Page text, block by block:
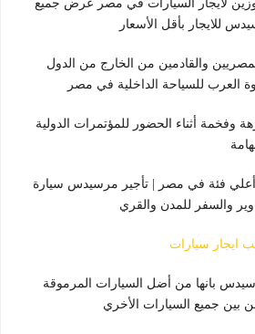
لايجار السيارات في مصر عرض جميع
للايجار بأقل الأسعار
والقادمين من الخارج من الدول
العرب للسياحة الداخلية في مصر
وفخمة أثناء الحضور للمؤتمرات الدولية
لذلك ايجار مرسيدس E أعلي فئة في مصر | تأجير مرسيدس سيارة
والسفر للمدن والقري
ايجار سيارات
بانها من أضل السيارات المرموقة
بين جميع السيارات الأخري